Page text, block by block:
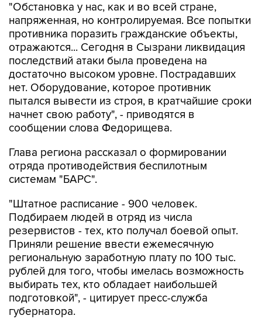
"Обстановка у нас, как и во всей стране,
напряженная, но контролируемая. Все попытки
противника поразить гражданские объекты,
отражаются... Сегодня в Сызрани ликвидация
последствий атаки была проведена на
достаточно высоком уровне. Пострадавших
нет. Оборудование, которое противник
пытался вывести из строя, в кратчайшие сроки
начнет свою работу", - приводятся в
сообщении слова Федорищева.
Глава региона рассказал о формировании
отряда противодействия беспилотным
системам "БАРС".
"Штатное расписание - 900 человек.
Подбираем людей в отряд из числа
резервистов - тех, кто получал боевой опыт.
Приняли решение ввести ежемесячную
региональную заработную плату по 100 тыс.
рублей для того, чтобы имелась возможность
выбирать тех, кто обладает наибольшей
подготовкой", - цитирует пресс-служба
губернатора.